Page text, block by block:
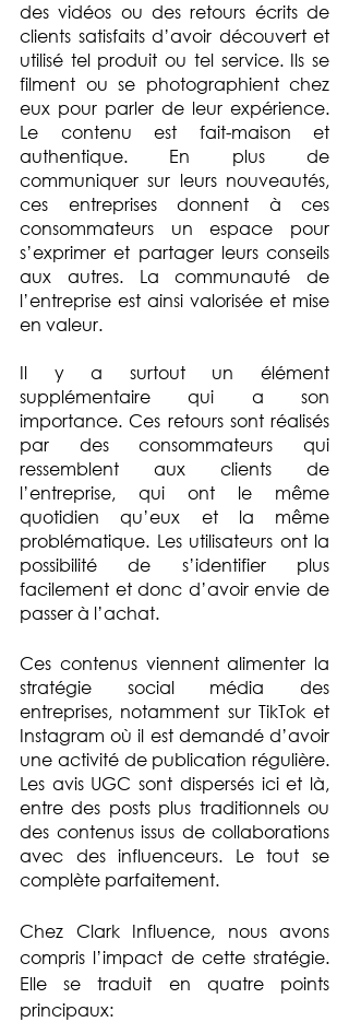
des vidéos ou des retours écrits de
clients satisfaits d’avoir découvert et
utilisé tel produit ou tel service. Ils se
filment ou se photographient chez
eux pour parler de leur expérience.
Le contenu est fait-maison et
authentique. En plus de
communiquer sur leurs nouveautés,
ces entreprises donnent à ces
consommateurs un espace pour
s’exprimer et partager leurs conseils
aux autres. La communauté de
l’entreprise est ainsi valorisée et mise
en valeur.
Il y a surtout un élément
supplémentaire qui a son
importance. Ces retours sont réalisés
par des consommateurs qui
ressemblent aux clients de
l’entreprise, qui ont le même
quotidien qu’eux et la même
problématique. Les utilisateurs ont la
possibilité de s’identifier plus
facilement et donc d’avoir envie de
passer à l’achat.
Ces contenus viennent alimenter la
stratégie social média des
entreprises, notamment sur TikTok et
Instagram où il est demandé d’avoir
une activité de publication régulière.
Les avis UGC sont dispersés ici et là,
entre des posts plus traditionnels ou
des contenus issus de collaborations
avec des influenceurs. Le tout se
complète parfaitement.
Chez Clark Influence, nous avons
compris l’impact de cette stratégie.
Elle se traduit en quatre points
principaux: